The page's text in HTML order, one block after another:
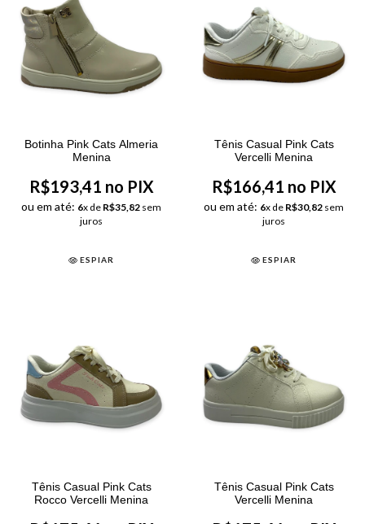
Botinha Pink Cats Almeria
Menina
R$193,41 no PIX
ou em até: 6x de R$35,82 sem
juros
ESPIAR
Tênis Casual Pink Cats
Vercelli Menina
R$166,41 no PIX
ou em até: 6x de R$30,82 sem
juros
ESPIAR
Tênis Casual Pink Cats
Rocco Vercelli Menina
Tênis Casual Pink Cats
Vercelli Menina